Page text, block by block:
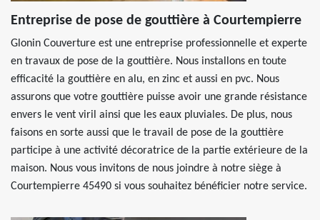
Entreprise de pose de gouttière à Courtempierre
Glonin Couverture est une entreprise professionnelle et experte
en travaux de pose de la gouttière. Nous installons en toute
efficacité la gouttière en alu, en zinc et aussi en pvc. Nous
assurons que votre gouttière puisse avoir une grande résistance
envers le vent viril ainsi que les eaux pluviales. De plus, nous
faisons en sorte aussi que le travail de pose de la gouttière
participe à une activité décoratrice de la partie extérieure de la
maison. Nous vous invitons de nous joindre à notre siège à
Courtempierre 45490 si vous souhaitez bénéficier notre service.